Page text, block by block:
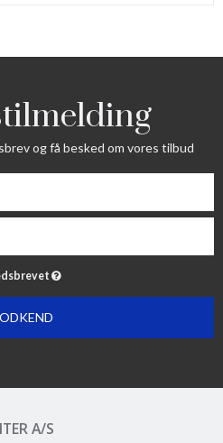
og få besked om vores tilbud
A/S